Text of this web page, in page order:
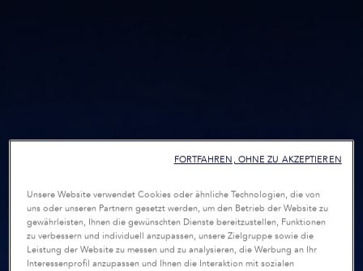
Unsere Website verwendet Cookies oder ähnliche Technologien, die von
uns oder unseren Partnern gesetzt werden, um den Betrieb der Website zu
gewährleisten, Ihnen die gewünschten Dienste bereitzustellen, Funktionen
zu verbessern und individuell anzupassen, unsere Zielgruppe sowie die
Leistung der Website zu messen und zu analysieren, die Werbung an Ihr
Interessenprofil anzupassen und Ihnen die Interaktion mit sozialen
FORTFAHREN, OHNE ZU AKZEPTIEREN